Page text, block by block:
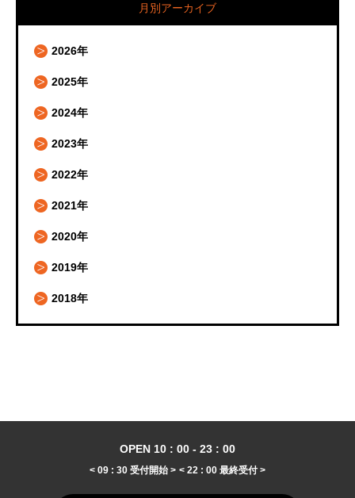
月別アーカイブ
2026年
2025年
2024年
2023年
2022年
2021年
2020年
2019年
2018年
OPEN 10 : 00 - 23 : 00
< 09 : 30 受付開始 > < 22 : 00 最終受付 >